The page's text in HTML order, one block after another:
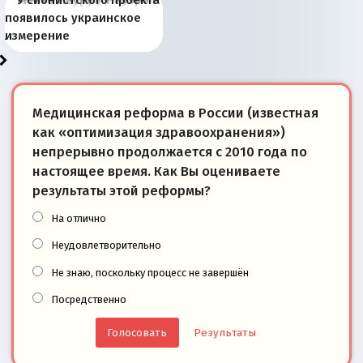
Запада рассказала о
«переобувании» хозяев
перемены: 15 шагов к
суверенной экономике
Европы
сбрасывать балласт
Анкориджа
года: первые уступки во
внутренней политике
сегодня
Варшаве не поможет её
отношениям с Россией?
современной истории
Южной Осетии
появилось украинское
измерение
Медицинская реформа в России (известная
как «оптимизация здравоохранения»)
непрерывно продолжается с 2010 года по
настоящее время. Как Вы оцениваете
результаты этой реформы?
На отлично
Неудовлетворительно
Не знаю, поскольку процесс не завершён
Посредственно
Результаты